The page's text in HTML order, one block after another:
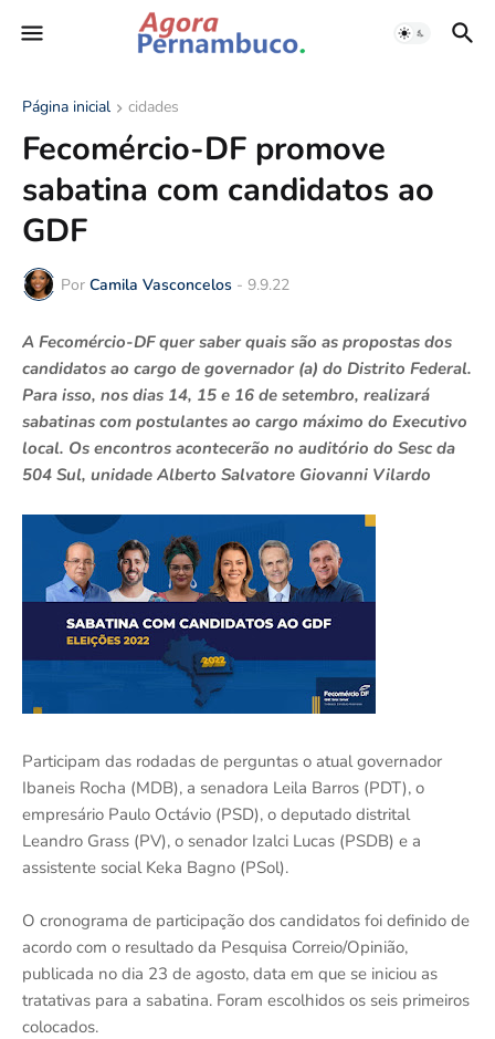
Página inicial cidades
Fecomércio-DF promove
sabatina com candidatos ao
GDF
Por Camila Vasconcelos - 9.9.22
A Fecomércio-DF quer saber quais são as propostas dos
candidatos ao cargo de governador (a) do Distrito Federal.
Para isso, nos dias 14, 15 e 16 de setembro, realizará
sabatinas com postulantes ao cargo máximo do Executivo
local. Os encontros acontecerão no auditório do Sesc da
504 Sul, unidade Alberto Salvatore Giovanni Vilardo
Participam das rodadas de perguntas o atual governador
Ibaneis Rocha (MDB), a senadora Leila Barros (PDT), o
empresário Paulo Octávio (PSD), o deputado distrital
Leandro Grass (PV), o senador Izalci Lucas (PSDB) e a
assistente social Keka Bagno (PSol).
O cronograma de participação dos candidatos foi definido de
acordo com o resultado da Pesquisa Correio/Opinião,
publicada no dia 23 de agosto, data em que se iniciou as
tratativas para a sabatina. Foram escolhidos os seis primeiros
colocados.